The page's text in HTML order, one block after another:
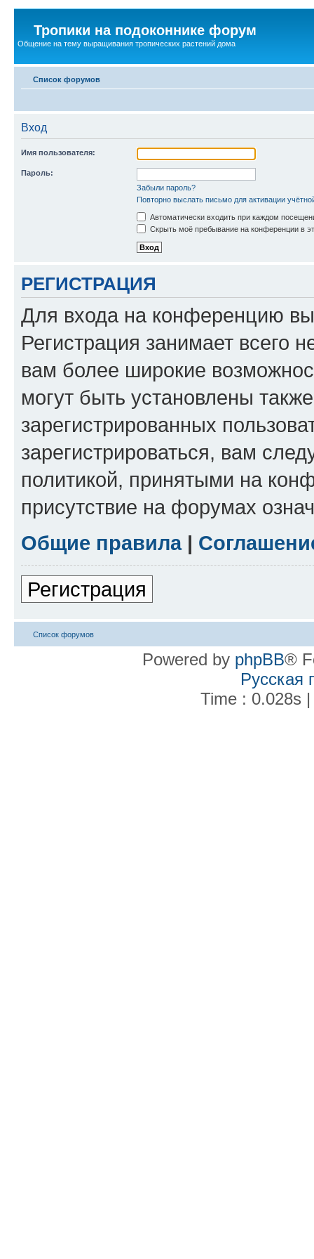
Тропики на подоконнике форум
Общение на тему выращивания тропических растений дома
Список форумов
Вход
Имя пользователя:
Пароль:
Забыли пароль?
Повторно выслать письмо для активации
Автоматически входить при каждом
Скрыть моё пребывание на конференции в
РЕГИСТРАЦИЯ
Для входа на конференцию
Регистрация занимает всего
вам более широкие
могут быть установлены
зарегистрированных
зарегистрироваться, вам
политикой, принятыми на
присутствие на форумах
Общие правила|
Регистрация
Список форумов
Powered by phpBB®
Русская
Time : 0.028s